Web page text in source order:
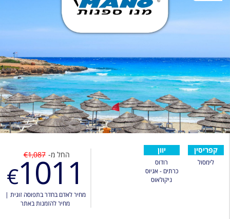
קפריסין
לימסול
יוון
רודוס
כרתים - אגיוס
ניקולאוס
החל מ- €1,087
€1011
מחיר לאדם בחדר בתפוסה זוגית |
מחיר להזמנות באתר